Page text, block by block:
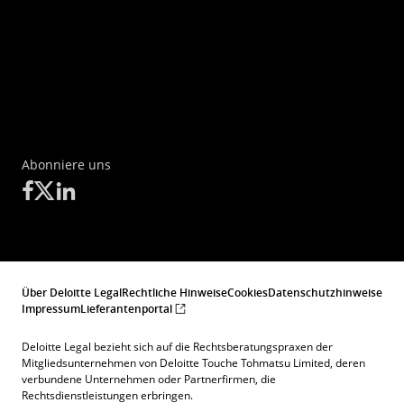
Abonniere uns
Über Deloitte LegalRechtliche HinweiseCookiesDatenschutzhinweise
ImpressumLieferantenportal
Deloitte Legal bezieht sich auf die Rechtsberatungspraxen der
Mitgliedsunternehmen von Deloitte Touche Tohmatsu Limited, deren
verbundene Unternehmen oder Partnerfirmen, die
Rechtsdienstleistungen erbringen.